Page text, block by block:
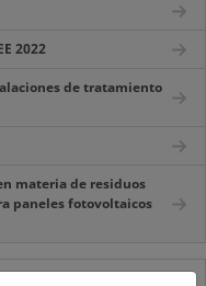
2022
de tratamiento
materia de residuos
paneles fotovoltaicos